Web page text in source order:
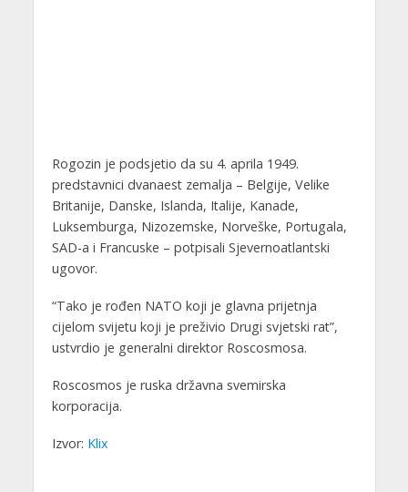
Rogozin je podsjetio da su 4. aprila 1949.
predstavnici dvanaest zemalja – Belgije, Velike
Britanije, Danske, Islanda, Italije, Kanade,
Luksemburga, Nizozemske, Norveške, Portugala,
SAD-a i Francuske – potpisali Sjevernoatlantski
ugovor.
“Tako je rođen NATO koji je glavna prijetnja
cijelom svijetu koji je preživio Drugi svjetski rat”,
ustvrdio je generalni direktor Roscosmosa.
Roscosmos je ruska državna svemirska
korporacija.
Izvor: Klix